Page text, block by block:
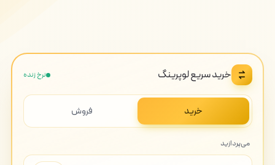
خرید سریع لوپرینگ نرخ زنده
خرید فروش
می‌پردازید